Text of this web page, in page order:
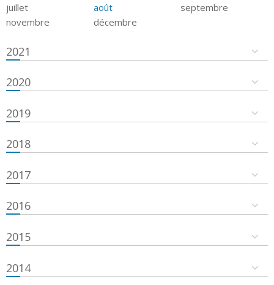
juillet
août
septembre
novembre
décembre
2021
2020
2019
2018
2017
2016
2015
2014